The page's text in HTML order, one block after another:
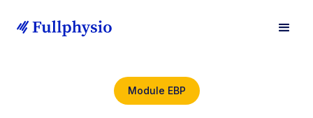
Module EBP